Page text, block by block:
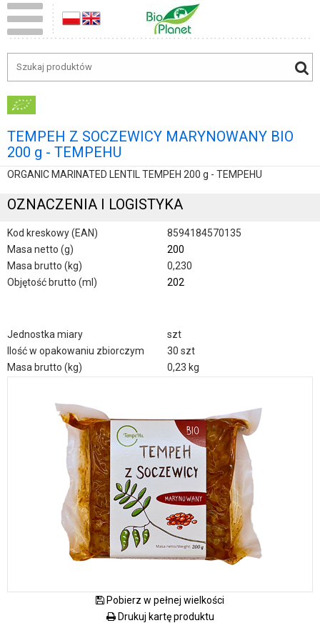
TEMPEH Z SOCZEWICY MARYNOWANY BIO
200 g - TEMPEHU
ORGANIC MARINATED LENTIL TEMPEH 200 g - TEMPEHU
OZNACZENIA I LOGISTYKA
Kod kreskowy (EAN)
8594184570135
Masa netto (g)
200
Masa brutto (kg)
0,230
Objętość brutto (ml)
202
Jednostka miary
szt
Ilość w opakowaniu zbiorczym
30 szt
Masa brutto (kg)
0,23 kg
Pobierz w pełnej wielkości
Drukuj kartę produktu